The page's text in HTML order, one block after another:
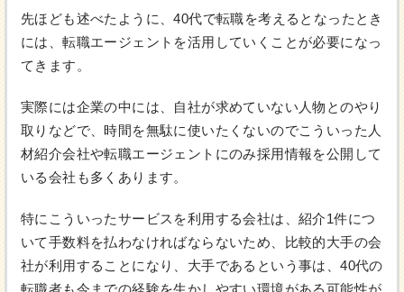
先ほども述べたように、40代で転職を考えるとなったとき
には、転職エージェントを活用していくことが必要になっ
てきます。
実際には企業の中には、自社が求めていない人物とのやり
取りなどで、時間を無駄に使いたくないのでこういった人
材紹介会社や転職エージェントにのみ採用情報を公開して
いる会社も多くあります。
特にこういったサービスを利用する会社は、紹介1件につ
いて手数料を払わなければならないため、比較的大手の会
社が利用することになり、大手であるという事は、40代の
転職者も今までの経験を生かしやすい環境がある可能性が